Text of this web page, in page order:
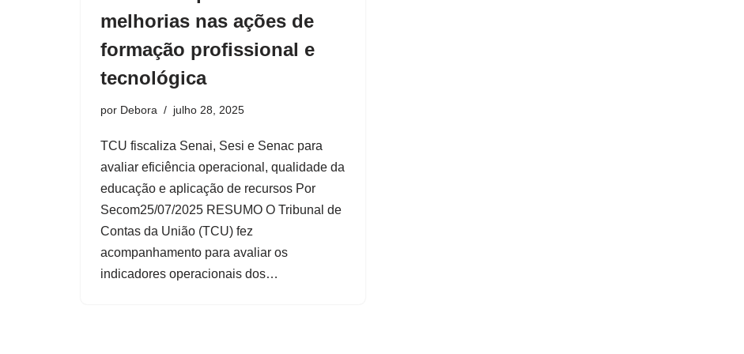
melhorias nas ações de
formação profissional e
tecnológica
por Debora julho 28, 2025
TCU fiscaliza Senai, Sesi e Senac para
avaliar eficiência operacional, qualidade da
educação e aplicação de recursos Por
Secom25/07/2025 RESUMO O Tribunal de
Contas da União (TCU) fez
acompanhamento para avaliar os
indicadores operacionais dos…